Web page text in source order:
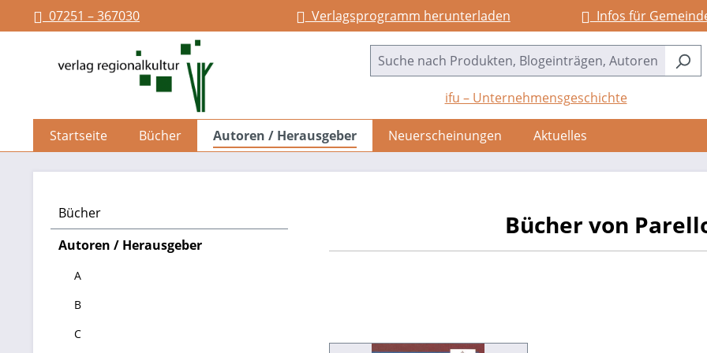
Zur Hauptnavigation springen
07251 – 367030 Verlagsprogramm herunterladen Infos für
ifu – Unternehmensgeschichte
Startseite Bücher Autoren / Herausgeber Neuerscheinungen Aktuelles
Bücher
Autoren / Herausgeber
A
B
C
Bücher von